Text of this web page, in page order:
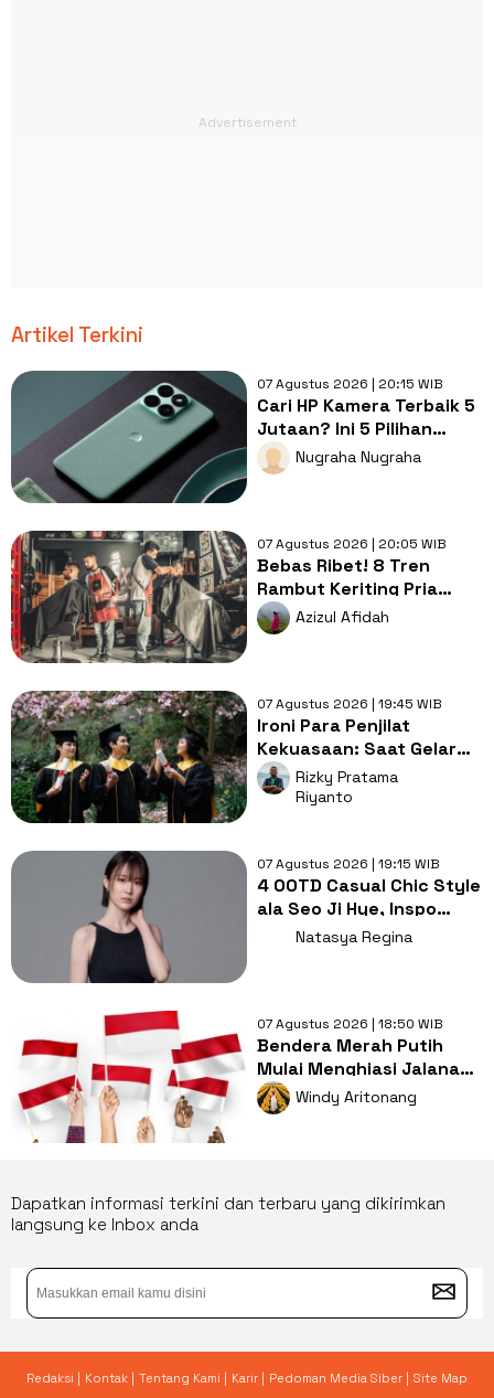
Artikel Terkini
07 Agustus 2026 | 20:15 WIB
Cari HP Kamera Terbaik 5
Jutaan? Ini 5 Pilihan
dengan Foto Paling Tajam
Nugraha Nugraha
07 Agustus 2026 | 20:05 WIB
Bebas Ribet! 8 Tren
Rambut Keriting Pria
untuk Wajah Kotak yang
Gampang Ditata
Azizul Afidah
07 Agustus 2026 | 19:45 WIB
Ironi Para Penjilat
Kekuasaan: Saat Gelar
Akademis Kalah oleh
Mental ABS
Rizky Pratama
Riyanto
07 Agustus 2026 | 19:15 WIB
4 OOTD Casual Chic Style
ala Seo Ji Hye, Inspo
Gaya Ngampus Sampai
Natasya Regina
07 Agustus 2026 | 18:50 WIB
Bendera Merah Putih
Mulai Menghiasi Jalanan,
Mengapa Tradisi ini
Penting?
Windy Aritonang
Dapatkan informasi terkini dan terbaru yang dikirimkan
langsung ke Inbox anda
Redaksi | Kontak | Tentang Kami | Karir | Pedoman Media Siber | Site Map